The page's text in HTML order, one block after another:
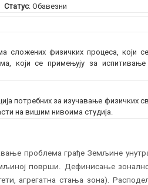
Статус: Обавезни
сложених физичких процеса, који
који се примењују за
потребних за изучавање физичких
на вишим нивоима студија.
проблема грађе Земљине
површи. Дефинисање
агрегатна стања зона).